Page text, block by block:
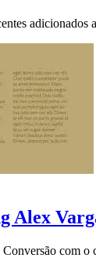
adicionados
Alex
com o